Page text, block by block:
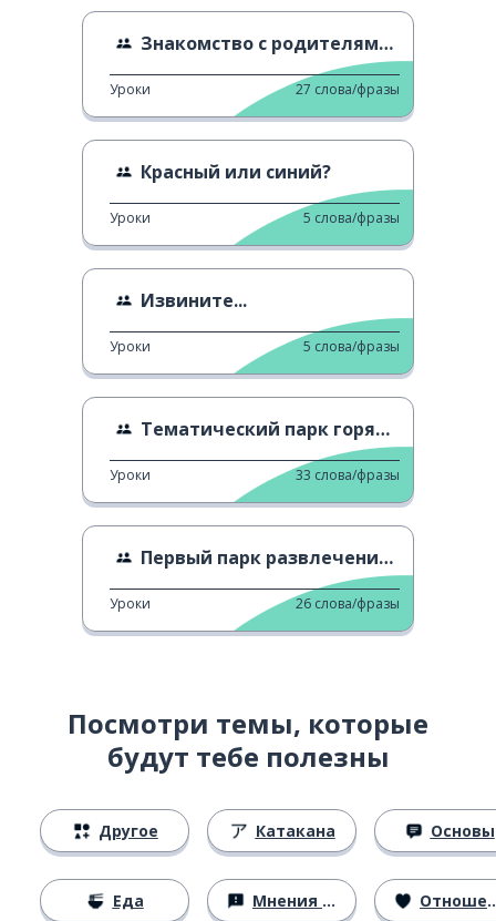
Знакомство с родителями парня
Уроки 27 слова/фразы
Красный или синий?
Уроки 5 слова/фразы
Извините...
Уроки 5 слова/фразы
Тематический парк горячих источников
Уроки 33 слова/фразы
Первый парк развлечений в Японии
Уроки 26 слова/фразы
Посмотри темы, которые
будут тебе полезны
Другое
Еда
Катакана
Мнения и убеждения
Основы
Отношения